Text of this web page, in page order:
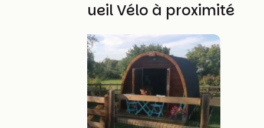
Autres Accueil Vélo à proximité